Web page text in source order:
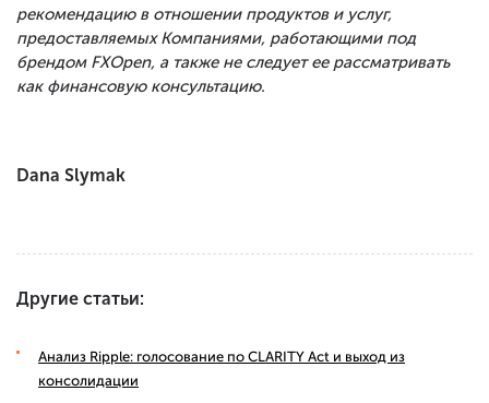
рекомендацию в отношении продуктов и услуг,
предоставляемых Компаниями, работающими под
брендом FXOpen, а также не следует ее рассматривать
как финансовую консультацию.
Dana Slymak
Другие статьи:
Анализ Ripple: голосование по CLARITY Act и выход из
консолидации